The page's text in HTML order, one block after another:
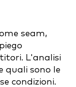
seam,
L'analisi
quali sono le
condizioni.